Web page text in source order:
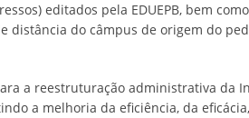
editados pela EDUEPB, bem
do câmpus de origem do
a reestruturação administrativa da
a melhoria da eficiência, da